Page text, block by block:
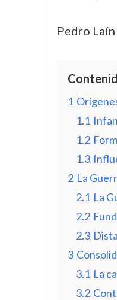
Pedro
1
1.1
1.2
1.3
2 La
2.1 La
2.2
2.3
3
3.1 La
3.2